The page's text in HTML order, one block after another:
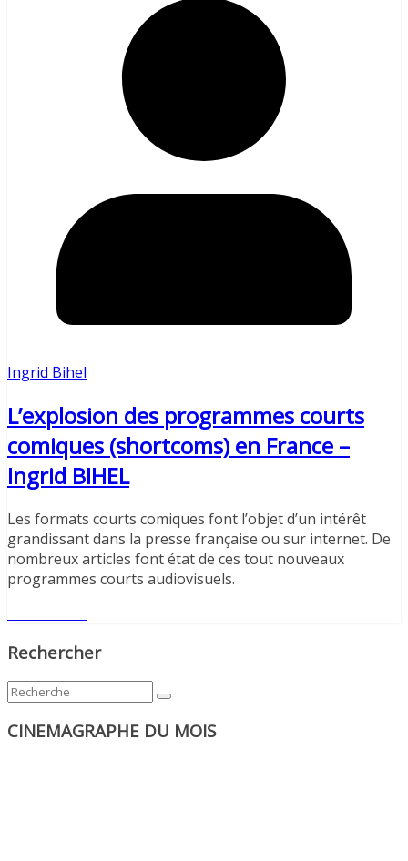
Ingrid Bihel
L’explosion des programmes courts
comiques (shortcoms) en France –
Ingrid BIHEL
Les formats courts comiques font l’objet d’un intérêt
grandissant dans la presse française ou sur internet. De
nombreux articles font état de ces tout nouveaux
programmes courts audiovisuels.
Rechercher
CINEMAGRAPHE DU MOIS